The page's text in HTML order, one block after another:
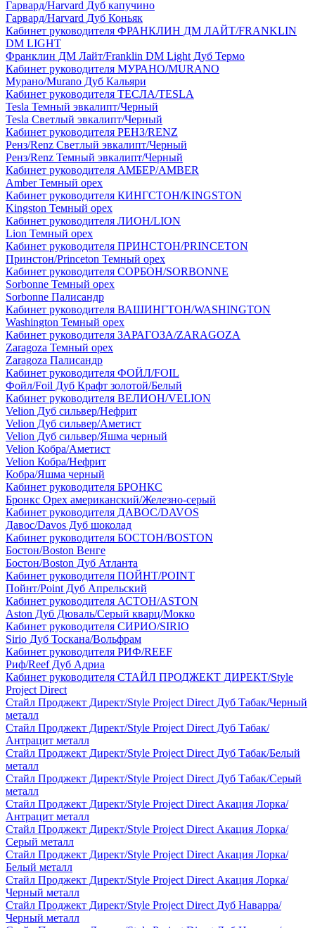
Гарвард/Harvard Дуб капучино
Гарвард/Harvard Дуб Коньяк
Кабинет руководителя ФРАНКЛИН ДМ ЛАЙТ/FRANKLIN
DM LIGHT
Франклин ДМ Лайт/Franklin DM Light Дуб Термо
Кабинет руководителя МУРАНО/MURANO
Мурано/Murano Дуб Кальяри
Кабинет руководителя ТЕСЛА/TESLA
Tesla Темный эвкалипт/Черный
Tesla Светлый эвкалипт/Черный
Кабинет руководителя РЕНЗ/RENZ
Ренз/Renz Светлый эвкалипт/Черный
Ренз/Renz Темный эвкалипт/Черный
Кабинет руководителя АМБЕР/AMBER
Amber Темный орех
Кабинет руководителя КИНГСТОН/KINGSTON
Kingston Темный орех
Кабинет руководителя ЛИОН/LION
Lion Темный орех
Кабинет руководителя ПРИНСТОН/PRINCETON
Принстон/Princeton Темный орех
Кабинет руководителя СОРБОН/SORBONNE
Sorbonne Темный орех
Sorbonne Палисандр
Кабинет руководителя ВАШИНГТОН/WASHINGTON
Washington Темный орех
Кабинет руководителя ЗАРАГОЗА/ZARAGOZA
Zaragoza Темный орех
Zaragoza Палисандр
Кабинет руководителя ФОЙЛ/FOIL
Фойл/Foil Дуб Крафт золотой/Белый
Кабинет руководителя ВЕЛИОН/VELION
Velion Дуб сильвер/Нефрит
Velion Дуб сильвер/Аметист
Velion Дуб сильвер/Яшма черный
Velion Кобра/Аметист
Velion Кобра/Нефрит
Кобра/Яшма черный
Кабинет руководителя БРОНКС
Бронкс Орех американский/Железно-серый
Кабинет руководителя ДАВОС/DAVOS
Давос/Davos Дуб шоколад
Кабинет руководителя БОСТОН/BOSTON
Бостон/Boston Венге
Бостон/Boston Дуб Атланта
Кабинет руководителя ПОЙНТ/POINT
Пойнт/Point Дуб Апрельский
Кабинет руководителя АСТОН/ASTON
Aston Дуб Дюваль/Серый кварц/Мокко
Кабинет руководителя СИРИО/SIRIO
Sirio Дуб Тоскана/Вольфрам
Кабинет руководителя РИФ/REEF
Риф/Reef Дуб Адриа
Кабинет руководителя СТАЙЛ ПРОДЖЕКТ ДИРЕКТ/Style
Project Direct
Стайл Проджект Директ/Style Project Direct Дуб Табак/Черный
металл
Стайл Проджект Директ/Style Project Direct Дуб Табак/
Антрацит металл
Стайл Проджект Директ/Style Project Direct Дуб Табак/Белый
металл
Стайл Проджект Директ/Style Project Direct Дуб Табак/Серый
металл
Стайл Проджект Директ/Style Project Direct Акация Лорка/
Антрацит металл
Стайл Проджект Директ/Style Project Direct Акация Лорка/
Серый металл
Стайл Проджект Директ/Style Project Direct Акация Лорка/
Белый металл
Стайл Проджект Директ/Style Project Direct Акация Лорка/
Черный металл
Стайл Проджект Директ/Style Project Direct Дуб Наварра/
Черный металл